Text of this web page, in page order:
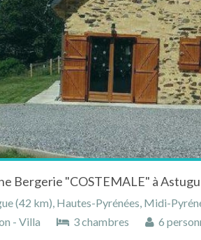
(42 km), Hautes-Pyrénées, Midi-
- Villa
3 chambres 6